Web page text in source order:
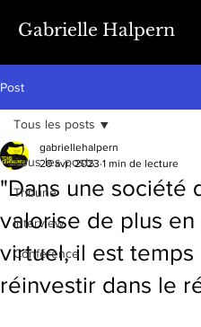
Gabrielle Halpern
Post
Tous les posts
Tribune
Interview
Conférence
Tous les posts
"Dans une société
valorise de plus en
virtuel, il est temps
réinvestir dans le
gabriellehalpern
20 avr. 2023 1 min de lecture